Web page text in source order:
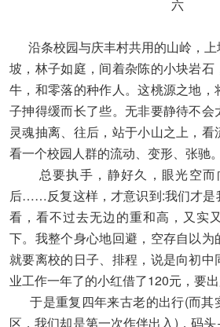
六
沿条校园与庆丰村共用的山岭，上
坡，林子如庭，间着杂陈的小块岩
牛，和零落的种作人。这桃源之地，
子抻得缓而长了些。无非要静待不
灵魂抽离、往后，站于小山之上，看
看一个校园人群的流动、变形、张驰。
总要执手，静好久，眼光空而
后……反复这样，才意识到:我们才是
看，看不过去无边的重和高，又实
下。我整个身心地回避，空存自以为
就要离校的日子、排程，说是向初
业工作一年了的小红借了120元，要出
于是重复四年来古老的出行(而其
区，我们却是第一次作伴出入)，码